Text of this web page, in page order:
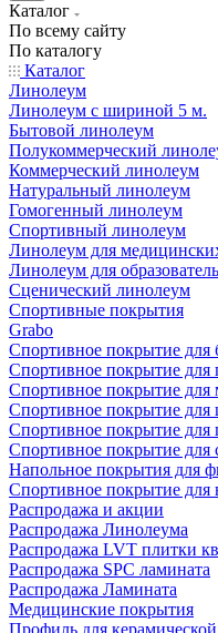
Каталог
По всему сайту
По каталогу
Каталог
Линолеум
Линолеум с шириной 5 м.
Бытовой линолеум
Полукоммерческий
Коммерческий линолеум
Натуральный линолеум
Гомогенный линолеум
Спортивный линолеум
Линолеум для
Линолеум для
Сценический линолеум
Спортивные покрытия
Grabo
Спортивное покрытие для
Спортивное покрытие для
Спортивное покрытие для
Спортивное покрытие для
Спортивное покрытие для
Спортивное покрытие для
Напольное покрытия для
Спортивное покрытие для
Распродажа и акции
Распродажа Линолеума
Распродажа LVT плитки
Распродажа SPC ламината
Распродажа Ламината
Медицинские покрытия
Профиль для